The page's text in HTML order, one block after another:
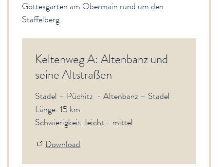
Rundwege Dörfer
Terrainkurwege
Fernwanderwege
Barrierefreie Spazierwege
Komoot-Wandertouren
Freizeit von A-Z
Freizeit für Familien
Gruppeninformation
Führungen
Gottesgarten am Obermain rund um den
Staffelberg.
Keltenweg A: Altenbanz und
seine Altstraßen
Stadel – Püchitz - Altenbanz – Stadel
Länge: 15 km
Schwierigkeit: leicht - mittel
Download